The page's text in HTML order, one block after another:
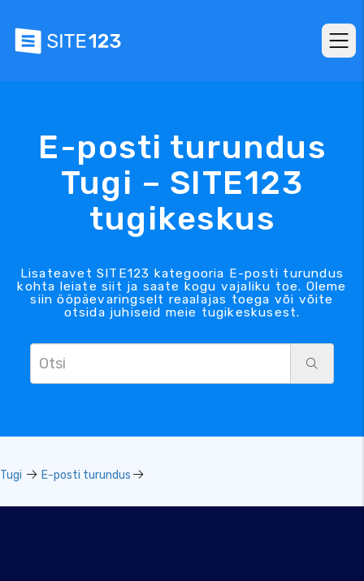
E-posti turundus
Tugi – SITE123
tugikeskus
Lisateavet SITE123 kategooria E-posti turundus
kohta leiate siit ja saate kogu vajaliku toe. Oleme
siin ööpäevaringselt reaalajas toega või võite
otsida juhiseid meie tugikeskusest.
Tugi E-posti turundus